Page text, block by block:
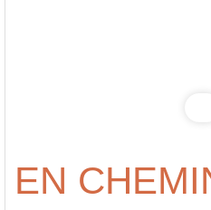
EN